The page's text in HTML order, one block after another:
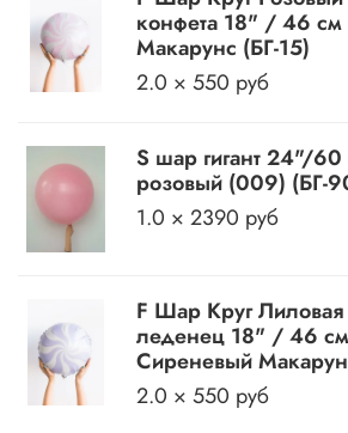
конфета 18" / 46 см
Макарунс (БГ-15)
2.0 × 550 руб
S шар гигант 24"/60
розовый (009) (БГ-
1.0 × 2390 руб
F Шар Круг Лиловая
леденец 18" / 46
Сиреневый
2.0 × 550 руб